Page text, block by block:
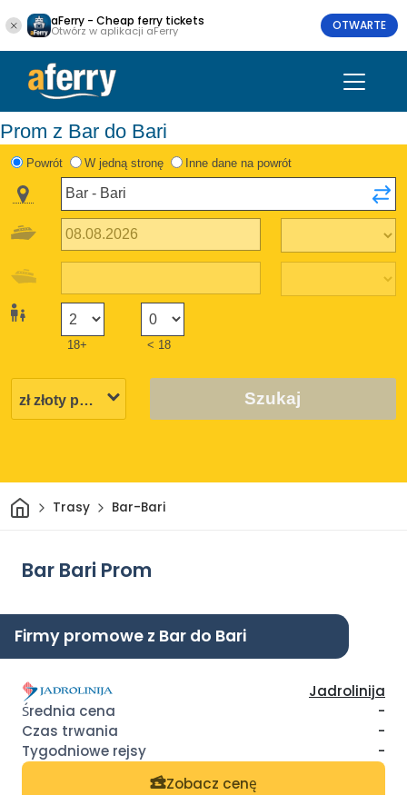
aFerry - Cheap ferry tickets
Otwórz w aplikacji aFerry OTWARTE
Prom z Bar do Bari
Powrót W jedną stronę Inne dane na powrót
18+ < 18
Szukaj
DomTrasy Bar-Bari
Bar Bari Prom
Firmy promowe z Bar do Bari
Jadrolinija
-
-
-
Zobacz cenę